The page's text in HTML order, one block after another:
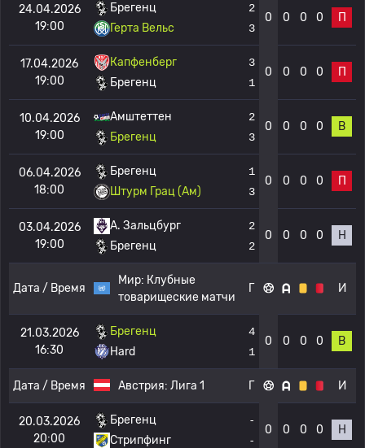
24.04.2026
19:00
Брегенц
Герта Вельс
2
3
0 0 0 0 П
17.04.2026
19:00
Капфенберг
Брегенц
3
1
0 0 0 0 П
10.04.2026
19:00
Амштеттен
Брегенц
2
3
0 0 0 0 В
06.04.2026
18:00
Брегенц
Штурм Грац (Ам)
1
3
0 0 0 0 П
03.04.2026
19:00
A. Зальцбург
Брегенц
2
2
0 0 0 0 Н
Дата / Время
Мир: Клубные
товарищеские матчи
Г И
21.03.2026
16:30
Брегенц
Hard
4
1
0 0 0 0 В
Дата / Время Австрия: Лига 1 Г И
20.03.2026
20:00
Брегенц
Стрипфинг
-
-
0 0 0 0 Н